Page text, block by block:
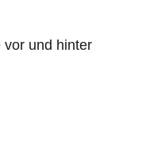
vor und hinter